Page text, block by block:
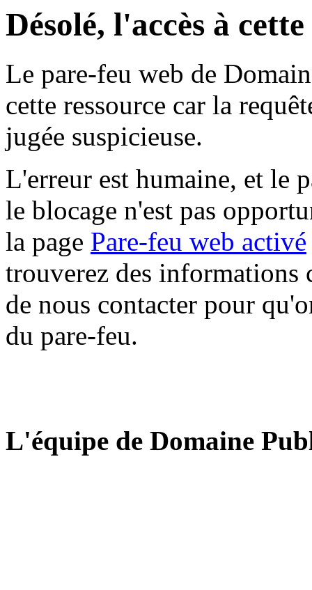
Désolé, l'accès à
Le pare-feu web de
cette ressource car la
jugée suspicieuse.
L'erreur est humaine, et le
le blocage n'est pas
la page Pare-feu web activé
trouverez des informations
de nous contacter pour
du pare-feu.
L'équipe de Domaine